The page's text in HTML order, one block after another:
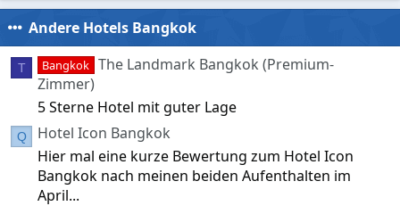
Andere Hotels Bangkok
T Bangkok The Landmark Bangkok (Premium-
Zimmer)
5 Sterne Hotel mit guter Lage
Q
Hotel Icon Bangkok
Hier mal eine kurze Bewertung zum Hotel Icon
Bangkok nach meinen beiden Aufenthalten im
April...